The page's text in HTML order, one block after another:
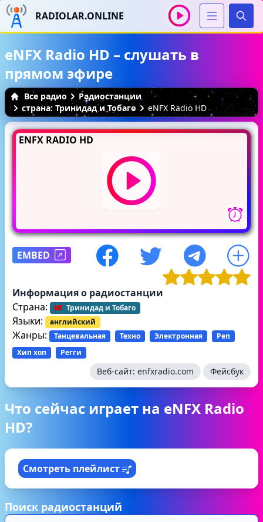
RADIOLAR.ONLINE
eNFX Radio HD – слушать в
прямом эфире
Все радио
Радиостанции
страна: Тринидад и Тобаго
eNFX Radio HD
ENFX RADIO HD
EMBED
Информация о радиостанции
Страна:
Тринидад и Тобаго
Языки: английский
Жанры: Танцевальная Техно Электронная
Реп
Хип хоп
Регги
Веб-сайт: enfxradio.com Фейсбук
Что сейчас играет на eNFX Radio
HD?
Смотреть плейлист
Поиск радиостанций